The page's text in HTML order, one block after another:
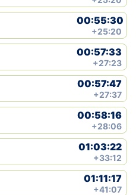
00:55:30
+25:20
00:57:33
+27:23
00:57:47
+27:37
00:58:16
+28:06
01:03:22
+33:12
01:11:17
+41:07